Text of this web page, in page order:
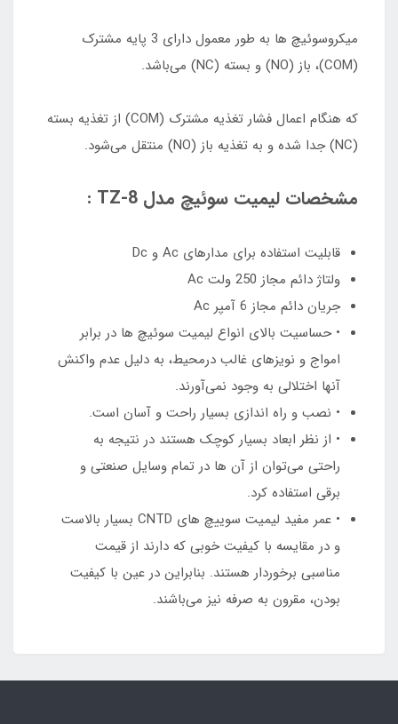
میکروسوئیچ ها به طور معمول دارای 3 پایه مشترک
(COM)، باز (NO) و بسته (NC) می‌باشد.
که هنگام اعمال فشار تغذیه مشترک (COM) از تغذیه بسته
(NC) جدا شده و به تغذیه باز (NO) منتقل می‌شود.
مشخصات لیمیت سوئیچ مدل TZ-8 :
قابلیت استفاده برای مدارهای Ac و Dc
ولتاژ دائم مجاز 250 ولت Ac
جریان دائم مجاز 6 آمپر Ac
• حساسیت بالای انواع لیمیت سوئیچ ها در برابر
امواج و نویزهای غالب درمحیط، به دلیل عدم واکنش
آنها اختلالی به وجود نمی‌آورند.
• نصب و راه اندازی بسیار راحت و آسان است.
• از نظر ابعاد بسیار کوچک هستند در نتیجه به
راحتی می‌توان از آن ها در تمام وسایل صنعتی و
برقی استفاده کرد.
• عمر مفید لیمیت سوییچ های CNTD بسیار بالاست
و در مقایسه با کیفیت خوبی که دارند از قیمت
مناسبی برخوردار هستند. بنابراین در عین با کیفیت
بودن، مقرون به صرفه نیز می‌باشند.